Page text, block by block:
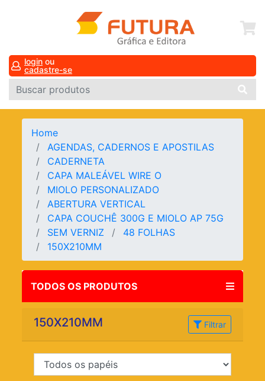
login ou
cadastre-se
Home
AGENDAS, CADERNOS E APOSTILAS
CADERNETA
CAPA MALEÁVEL WIRE O
MIOLO PERSONALIZADO
ABERTURA VERTICAL
CAPA COUCHÊ 300G E MIOLO AP 75G
SEM VERNIZ
48 FOLHAS
150X210MM
TODOS OS PRODUTOS
150X210MM Filtrar